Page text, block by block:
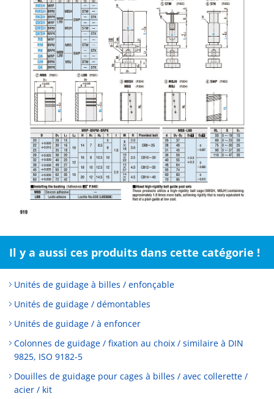
Il y a aussi ces produits dans cette catégorie !
Unités de guidage à billes / enfonçable
Unités de guidage / démontables
Unités de guidage / à enfoncer
Colonnes de guidage / fixation au choix / similaire à DIN
9825, ISO 9182-5
Douilles de guidage pour cages à billes / avec collerette /
acier / kit